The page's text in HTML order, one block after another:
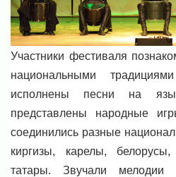
Участники фестиваля
национальными
исполнены песни на
представлены народные
соединились разные
киргизы, карелы,
татары. Звучали мелодии